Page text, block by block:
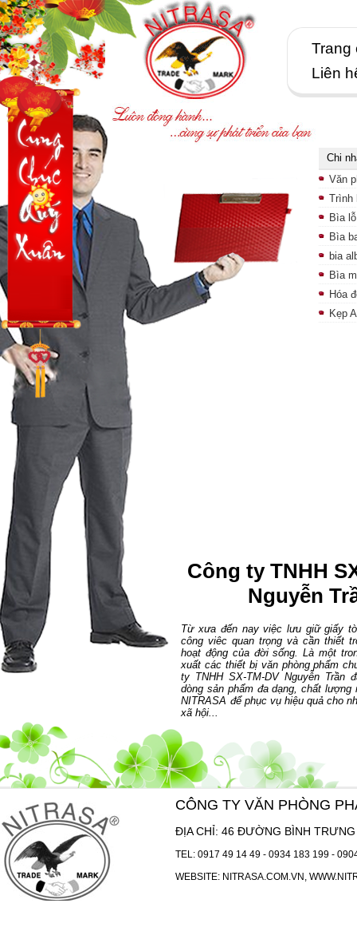
Trang
Liên
Chi
Văn
Trình
Bìa
Bìa
bia
Bìa
Hóa
Kẹp
Công ty TNHH
Nguyễn
Từ xưa đến nay việc lưu giữ giấy
công viêc quan trọng và cần thiết
hoạt động của đời sống. Là một
xuất các thiết bị văn phòng phẩm
ty TNHH SX-TM-DV Nguyễn Trần
dòng sản phẩm đa dạng, chất lượng
NITRASA để phục vụ hiệu quả cho
xã hội...
CÔNG TY VĂN PHÒNG
ĐỊA CHỈ: 46 ĐƯỜNG BÌNH TRƯNG
TEL: 0917 49 14 49 - 0934 183 199 -
WEBSITE: NITRASA.COM.VN ,